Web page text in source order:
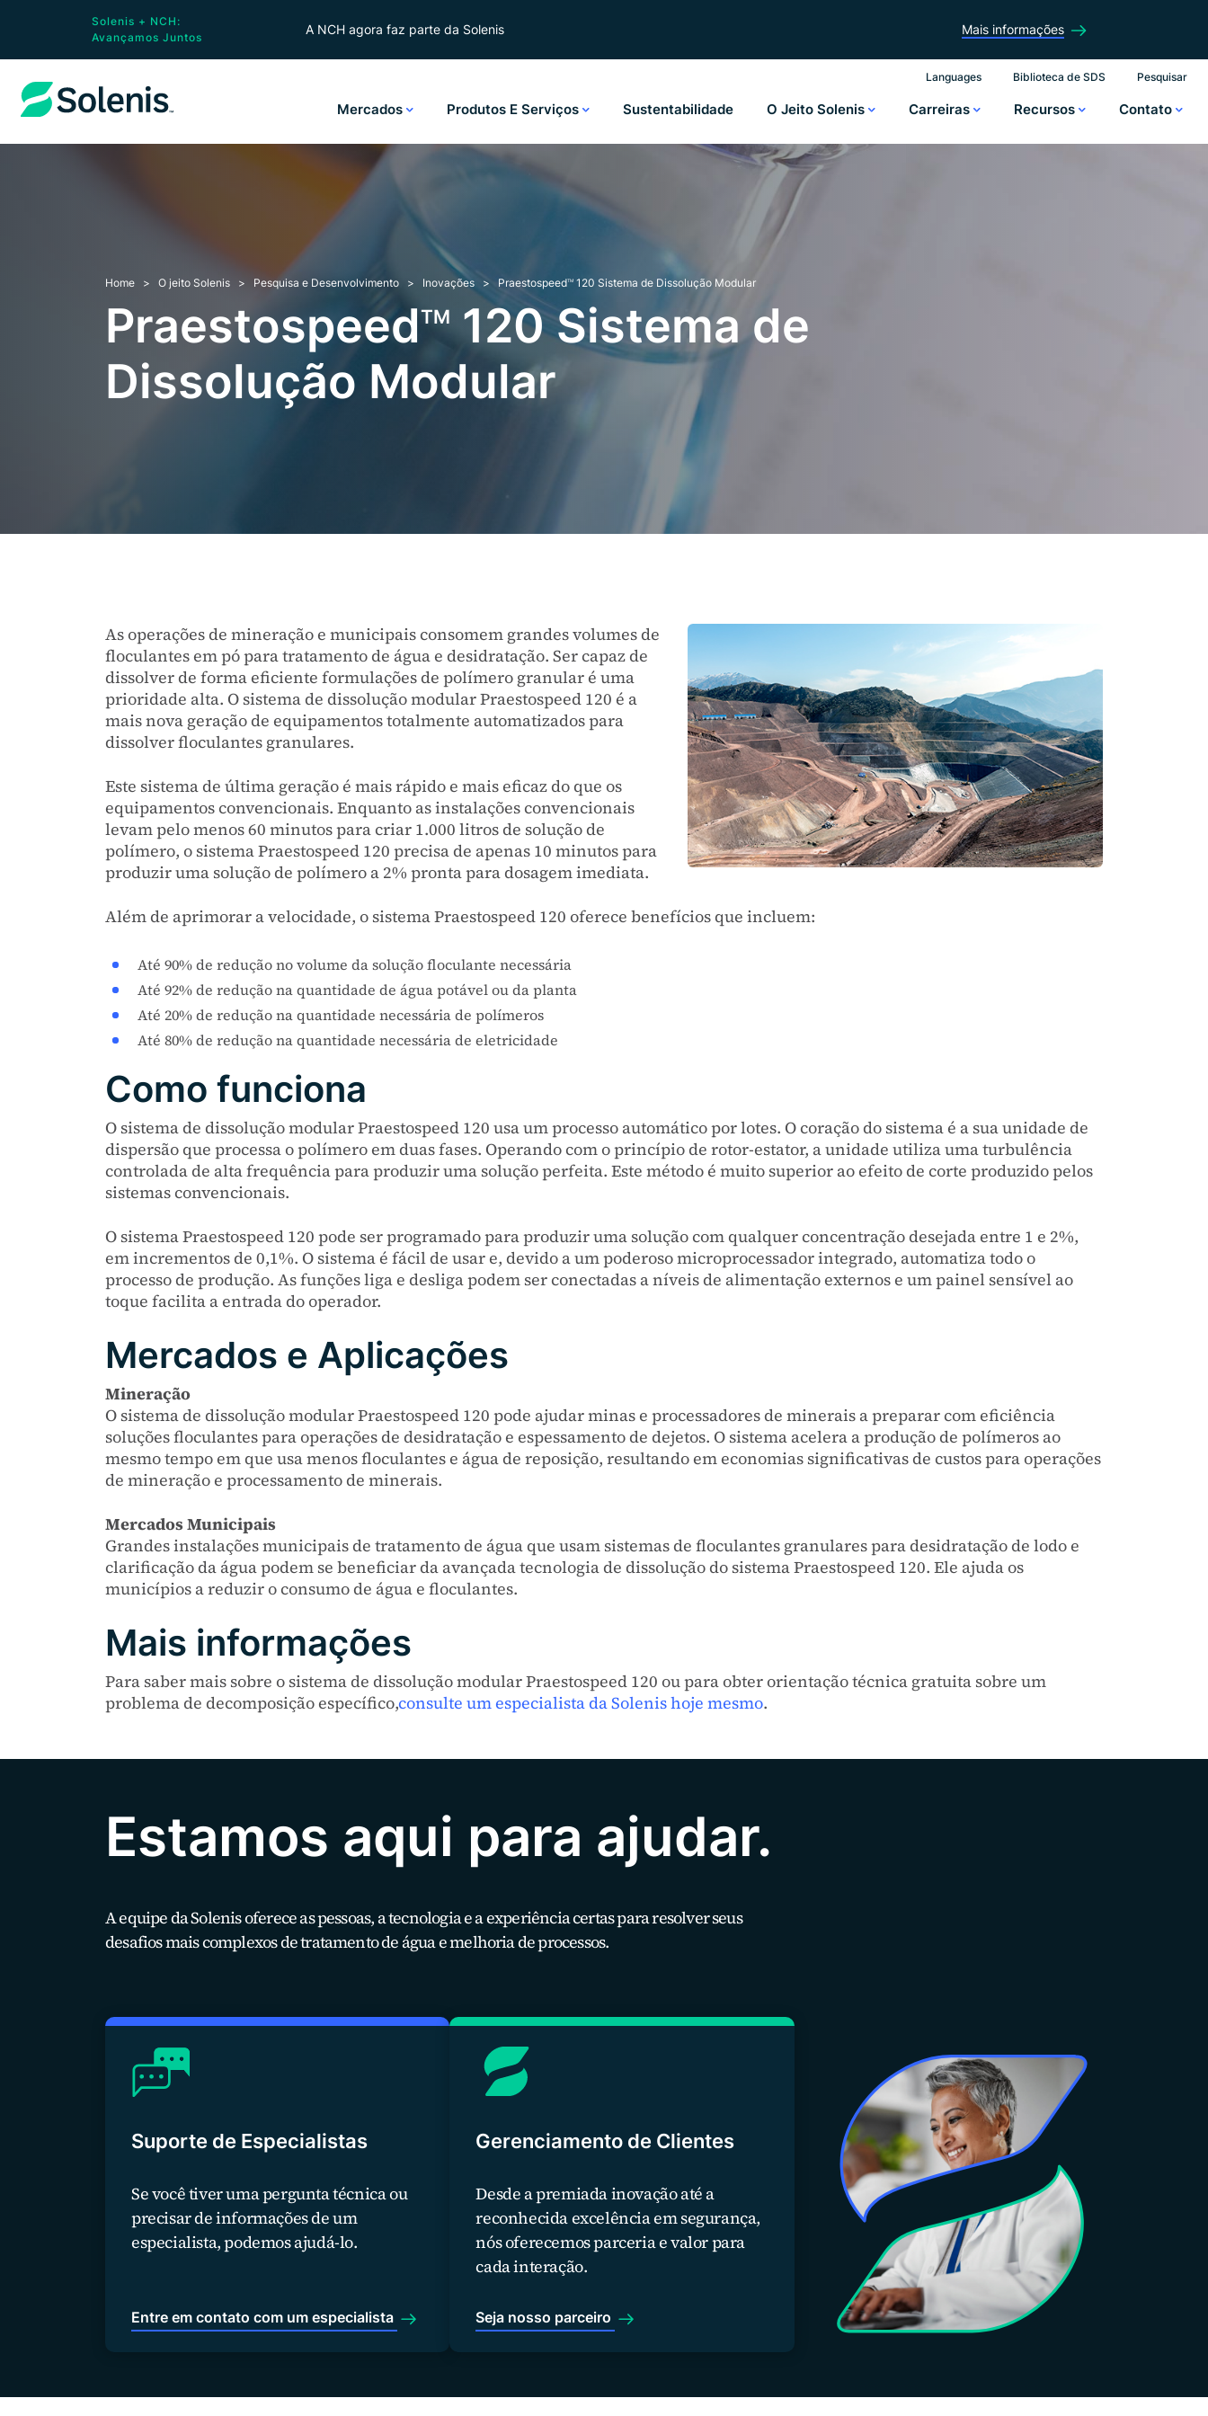
Solenis + NCH:
Avançamos Juntos
A NCH agora faz parte da Solenis Mais informações
Languages Biblioteca de SDS Pesquisar
Mercados Produtos E Serviços Sustentabilidade O Jeito Solenis Carreiras Recursos Contato
Home O jeito Solenis Pesquisa e Desenvolvimento Inovações PraestospeedTM 120 Sistema de Dissolução Modular
PraestospeedTM120 Sistema de
Dissolução Modular
As operações de mineração e municipais consomem grandes volumes de
floculantes em pó para tratamento de água e desidratação. Ser capaz de
dissolver de forma eficiente formulações de polímero granular é uma
prioridade alta. O sistema de dissolução modular Praestospeed 120 é a
mais nova geração de equipamentos totalmente automatizados para
dissolver floculantes granulares.
Este sistema de última geração é mais rápido e mais eficaz do que os
equipamentos convencionais. Enquanto as instalações convencionais
levam pelo menos 60 minutos para criar 1.000 litros de solução de
polímero, o sistema Praestospeed 120 precisa de apenas 10 minutos para
produzir uma solução de polímero a 2% pronta para dosagem imediata.
Além de aprimorar a velocidade, o sistema Praestospeed 120 oferece benefícios que incluem:
Até 90% de redução no volume da solução floculante necessária
Até 92% de redução na quantidade de água potável ou da planta
Até 20% de redução na quantidade necessária de polímeros
Até 80% de redução na quantidade necessária de eletricidade
Como funciona
O sistema de dissolução modular Praestospeed 120 usa um processo automático por lotes. O coração do sistema é a sua unidade de
dispersão que processa o polímero em duas fases. Operando com o princípio de rotor-estator, a unidade utiliza uma turbulência
controlada de alta frequência para produzir uma solução perfeita. Este método é muito superior ao efeito de corte produzido pelos
sistemas convencionais.
O sistema Praestospeed 120 pode ser programado para produzir uma solução com qualquer concentração desejada entre 1 e 2%,
em incrementos de 0,1%. O sistema é fácil de usar e, devido a um poderoso microprocessador integrado, automatiza todo o
processo de produção. As funções liga e desliga podem ser conectadas a níveis de alimentação externos e um painel sensível ao
toque facilita a entrada do operador.
Mercados e Aplicações
Mineração
O sistema de dissolução modular Praestospeed 120 pode ajudar minas e processadores de minerais a preparar com eficiência
soluções floculantes para operações de desidratação e espessamento de dejetos. O sistema acelera a produção de polímeros ao
mesmo tempo em que usa menos floculantes e água de reposição, resultando em economias significativas de custos para operações
de mineração e processamento de minerais.
Mercados Municipais
Grandes instalações municipais de tratamento de água que usam sistemas de floculantes granulares para desidratação de lodo e
clarificação da água podem se beneficiar da avançada tecnologia de dissolução do sistema Praestospeed 120. Ele ajuda os
municípios a reduzir o consumo de água e floculantes.
Mais informações
Para saber mais sobre o sistema de dissolução modular Praestospeed 120 ou para obter orientação técnica gratuita sobre um
problema de decomposição específico,consulte um especialista da Solenis hoje mesmo.
Estamos aqui para ajudar.
A equipe da Solenis oferece as pessoas, a tecnologia e a experiência certas para resolver seus
desafios mais complexos de tratamento de água e melhoria de processos.
Suporte de Especialistas
Se você tiver uma pergunta técnica ou
precisar de informações de um
especialista, podemos ajudá-lo.
Entre em contato com um especialista
Gerenciamento de Clientes
Desde a premiada inovação até a
reconhecida excelência em segurança,
nós oferecemos parceria e valor para
cada interação.
Seja nosso parceiro